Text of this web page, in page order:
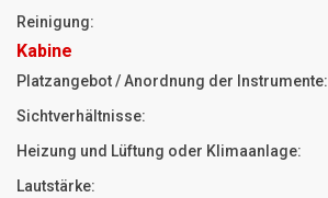
Reinigung:
Kabine
Platzangebot / Anordnung der Instrumente:
Sichtverhältnisse:
Heizung und Lüftung oder Klimaanlage:
Lautstärke: